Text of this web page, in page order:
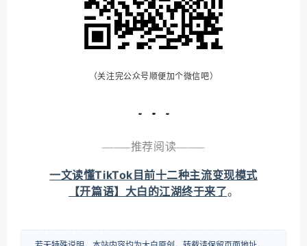
（关注完公众号顺便加个微信吧）
——–推荐阅读——–
一文读懂TikTok目前十二种主流变现模式
【开篇语】大白的江湖终于来了。